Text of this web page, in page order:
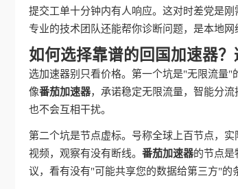
提交工单十分钟内有人响应。这对时差党是
专业的技术团队还能帮你诊断问题，是本地
如何选择靠谱的回国加速器
选加速器别只看价格。第一个坑是"无限流量"
像番茄加速器，承诺稳定无限流量，智能分
也不会互相干扰。
第二个坑是节点虚标。号称全球上百节点，
视频，观察有没有断线。 番茄加速器的节点是
议，看有没有"可能共享您的数据给第三方"的